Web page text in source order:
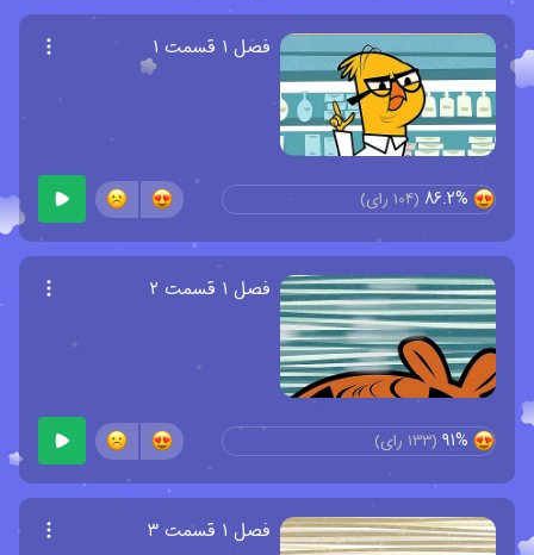
فصل ۱ قسمت ۱
86.2%
(
104 رای)
فصل ۱ قسمت ۲
91%
(
133 رای)
فصل ۱ قسمت ۳